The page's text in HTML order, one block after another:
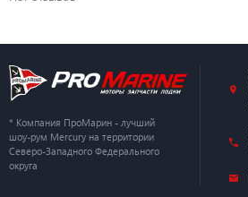
* Компания ПроМарин - лучший
шоу-рум Mercury на территории
Северо-Западного Федерального
округа